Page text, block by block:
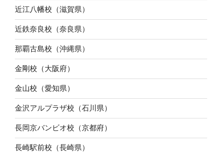
近江八幡校（滋賀県）
近鉄奈良校（奈良県）
那覇古島校（沖縄県）
金剛校（大阪府）
金山校（愛知県）
金沢アルプラザ校（石川県）
長岡京バンビオ校（京都府）
長崎駅前校（長崎県）